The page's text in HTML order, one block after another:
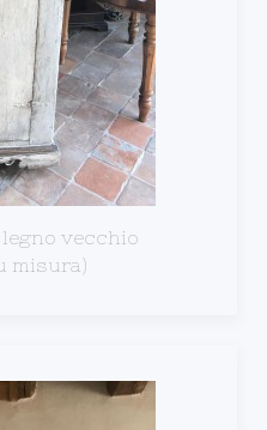
vecchio
misura)